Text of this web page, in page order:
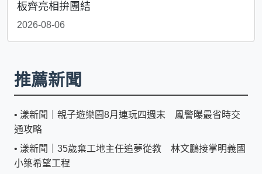
板齊亮相拚團結
2026-08-06
推薦新聞
• 漾新聞｜親子遊樂園8月連玩四週末 鳳警曝最省時交
通攻略
• 漾新聞｜35歲棄工地主任追夢從教 林文鵬接掌明義國
小築希望工程